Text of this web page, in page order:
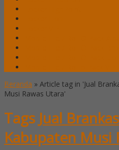
Beranda » Article tag in 'Jual
Musi Rawas Utara'
Tags Jual
Kabupaten Musi